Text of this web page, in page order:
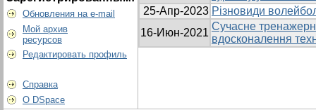
Обновления на e-mail
Мой архив
ресурсов
Редактировать профиль
Справка
О DSpace
25-Апр-2023 Різновиди
16-Июн-2021
Сучасне
вдосконалення